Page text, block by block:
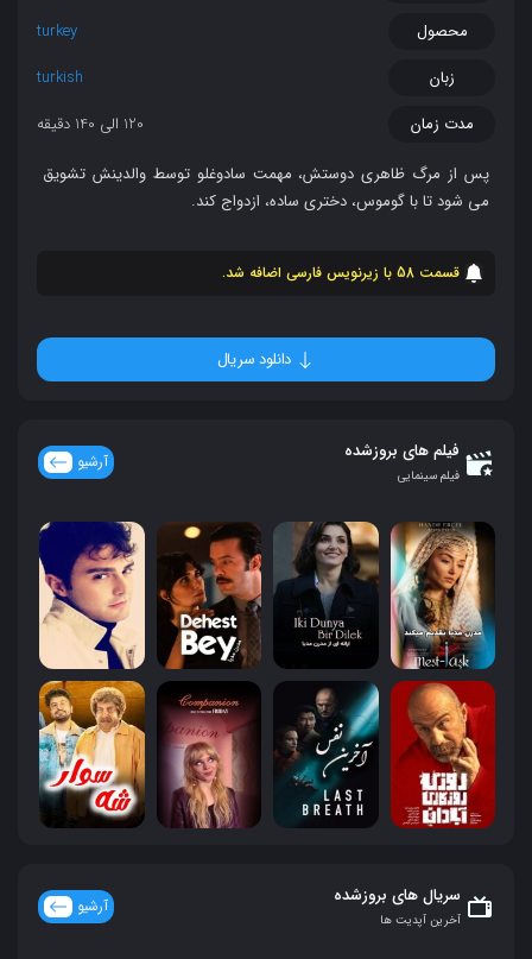
محصول
turkey
زبان
turkish
مدت زمان
120 الی 140 دقیقه
پس از مرگ ظاهری دوستش، مهمت سادوغلو توسط والدینش تشویق
می شود تا با گوموس، دختری ساده، ازدواج کند.
قسمت 58 با زیرنویس فارسی اضافه شد.
دانلود سریال
فیلم های بروزشده
فیلم سینمایی
آرشیو
سریال های بروزشده
آخرین آپدیت ها
آرشیو